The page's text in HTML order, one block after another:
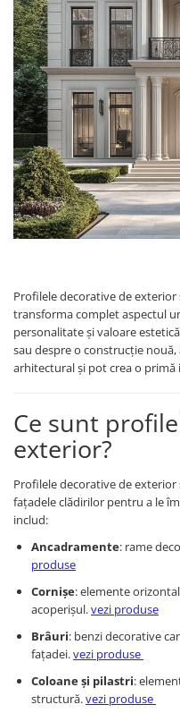
Baze coloane
Capiteluri coloane
Inele coloane
Inele coloane
Piedestaluri coloane
Trunchiuri coloane
Semicoloane de interior
Baze semicoloane
Inele semicoloane
Capiteluri semicoloane
Trunchiuri semicoloane
Mulaje de interior
Rozete de interior
Panouri decorative
Fronton
Șeminee decorative
Panouri pentru tavan
Console de interior
Ornamente de colț
Profilele decorative de
transforma complet aspectul
personalitate și valoare
sau despre o construcție
arhitectural și pot crea o
Ce sunt
exterior?
Profilele decorative de
fațadele clădirilor pentru a le
includ:
Ancadramente: rame
produse
Cornișe: elemente
acoperișul.vezi produse
Brâuri: benzi decorative
fațadei.vezi produse
Coloane și pilastri:
structură.vezi produse